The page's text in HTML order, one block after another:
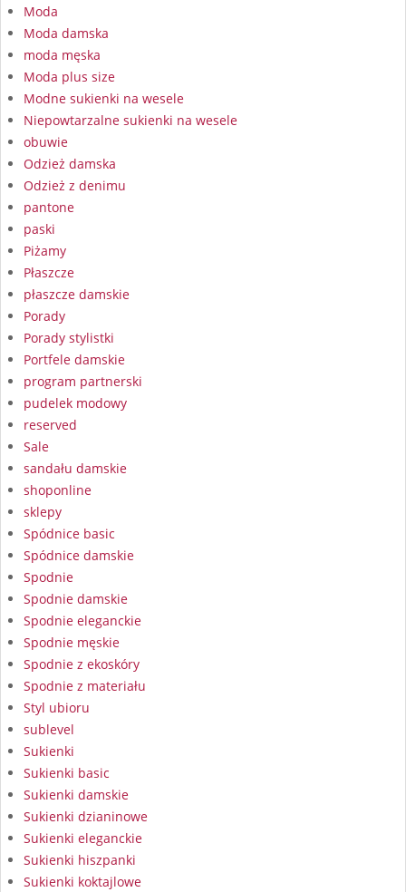
Moda
Moda damska
moda męska
Moda plus size
Modne sukienki na wesele
Niepowtarzalne sukienki na wesele
obuwie
Odzież damska
Odzież z denimu
pantone
paski
Piżamy
Płaszcze
płaszcze damskie
Porady
Porady stylistki
Portfele damskie
program partnerski
pudelek modowy
reserved
Sale
sandału damskie
shoponline
sklepy
Spódnice basic
Spódnice damskie
Spodnie
Spodnie damskie
Spodnie eleganckie
Spodnie męskie
Spodnie z ekoskóry
Spodnie z materiału
Styl ubioru
sublevel
Sukienki
Sukienki basic
Sukienki damskie
Sukienki dzianinowe
Sukienki eleganckie
Sukienki hiszpanki
Sukienki koktajlowe